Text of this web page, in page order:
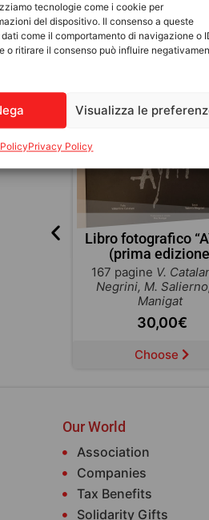
tecnologie come i cookie per
del dispositivo. Il consenso a queste
come il comportamento di navigazione o
o ritirare il consenso può influire
Visualizza le
Privacy Policy
Discover other
LIBRI
Libro fotografico
(prima
167 pagine V.
Negrini, M.
Manigat
30,00€
Choose
Our World
Association
Companies
Tax Benefits
Solidarity Gifts